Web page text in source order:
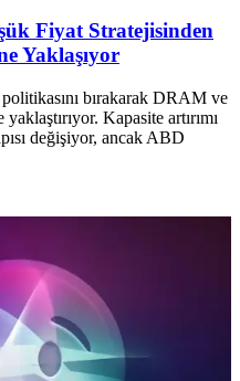
Fiyat Stratejisinden
Yaklaşıyor
bırakarak DRAM ve
Kapasite artırımı
değişiyor, ancak ABD